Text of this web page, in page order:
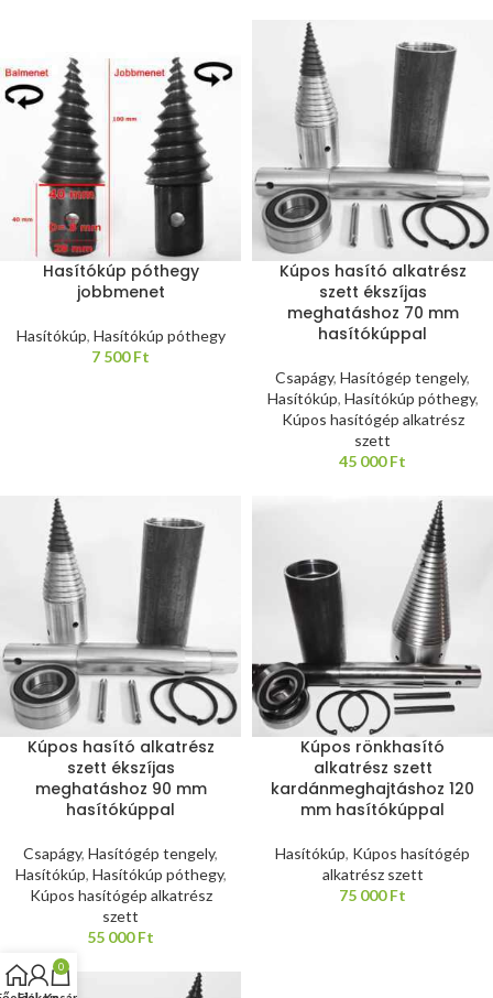
Hasítókúp póthegy
jobbmenet
Hasítókúp, Hasítókúp póthegy
7 500Ft
Kúpos hasító alkatrész
szett ékszíjas
meghatáshoz 70 mm
hasítókúppal
Csapágy, Hasítógép tengely,
Hasítókúp, Hasítókúp póthegy,
Kúpos hasítógép alkatrész
szett
45 000Ft
Kúpos hasító alkatrész
szett ékszíjas
meghatáshoz 90 mm
hasítókúppal
Csapágy, Hasítógép tengely,
Hasítókúp, Hasítókúp póthegy,
Kúpos hasítógép alkatrész
szett
55 000Ft
Kúpos rönkhasító
alkatrész szett
kardánmeghajtáshoz 120
mm hasítókúppal
Hasítókúp, Kúpos hasítógép
alkatrész szett
75 000Ft
0